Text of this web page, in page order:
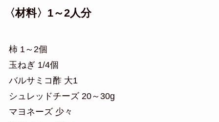
〈材料〉1～2人分
柿 1～2個
玉ねぎ 1/4個
バルサミコ酢 大1
シュレッドチーズ 20～30g
マヨネーズ 少々